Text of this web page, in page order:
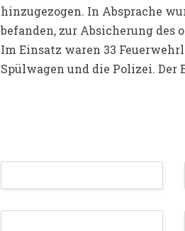
hinzugezogen. In Absprache
befanden, zur Absicherung des
Im Einsatz waren 33
Spülwagen und die Polizei. Der